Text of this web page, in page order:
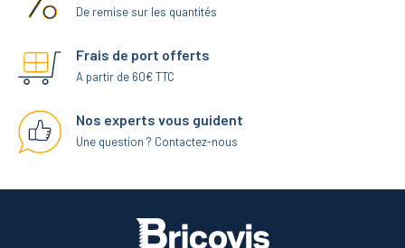
De remise sur les quantités
Frais de port offerts
A partir de 60€ TTC
Nos experts vous guident
Une question ? Contactez-nous